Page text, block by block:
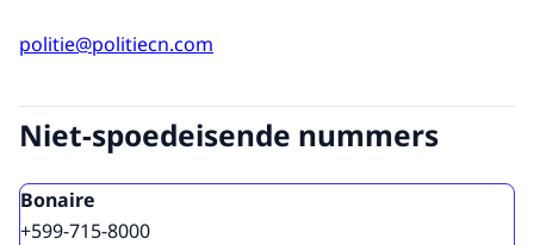
politie@politiecn.com
Niet-spoedeisende nummers
Bonaire
+599-715-8000